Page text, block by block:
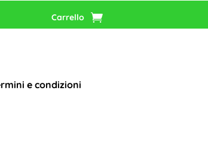
Carrello
e condizioni